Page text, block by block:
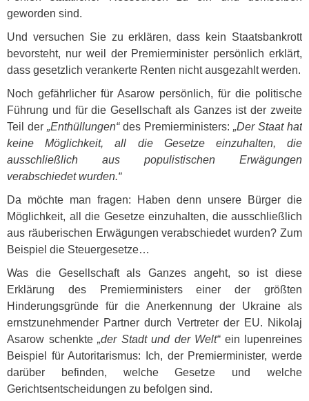
geworden sind.
Und versuchen Sie zu erklären, dass kein Staatsbankrott
bevorsteht, nur weil der Premierminister persönlich erklärt,
dass gesetzlich verankerte Renten nicht ausgezahlt werden.
Noch gefährlicher für Asarow persönlich, für die politische
Führung und für die Gesellschaft als Ganzes ist der zweite
Teil der „Enthüllungen“des Premierministers: „Der Staat hat
keine Möglichkeit, all die Gesetze einzuhalten, die
ausschließlich aus populistischen Erwägungen
verabschiedet wurden.“
Da möchte man fragen: Haben denn unsere Bürger die
Möglichkeit, all die Gesetze einzuhalten, die ausschließlich
aus räuberischen Erwägungen verabschiedet wurden? Zum
Beispiel die Steuergesetze…
Was die Gesellschaft als Ganzes angeht, so ist diese
Erklärung des Premierministers einer der größten
Hinderungsgründe für die Anerkennung der Ukraine als
ernstzunehmender Partner durch Vertreter der EU. Nikolaj
Asarow schenkte „der Stadt und der Welt“ein lupenreines
Beispiel für Autoritarismus: Ich, der Premierminister, werde
darüber befinden, welche Gesetze und welche
Gerichtsentscheidungen zu befolgen sind.